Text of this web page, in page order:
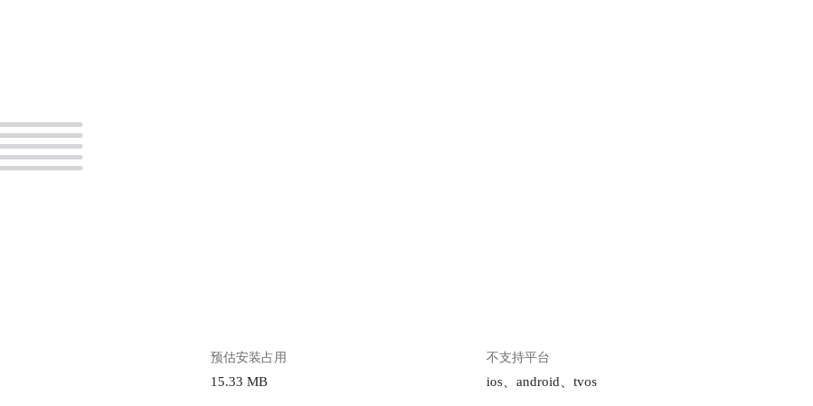
预估安装占用
15.33 MB
不支持平台
ios、android、tvos